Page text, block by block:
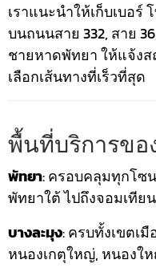
เราแนะนำให้เก็บเบอร์
บนถนนสาย 332, สาย
ชายหาดพัทยา ให้แจ้ง
เลือกเส้นทางที่เร็วที่สุด
พื้นที่บริการขอ
พัทยา: ครอบคลุมทุกโซ
พัทยาใต้ ไปถึงจอมเทียน
บางละมุง: ครบทั้งเขตเ
หนองเกตุใหญ่, หนอง